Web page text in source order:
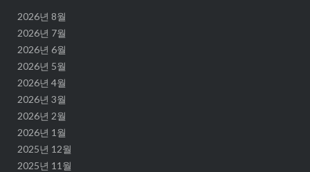
2026년 8월
2026년 7월
2026년 6월
2026년 5월
2026년 4월
2026년 3월
2026년 2월
2026년 1월
2025년 12월
2025년 11월